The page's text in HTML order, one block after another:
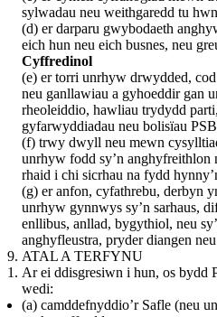
sylwadau neu weithgaredd tu
(d) er darparu gwybodaeth
eich hun neu eich busnes, neu
Cyffredinol
(e) er torri unrhyw drwydded,
neu ganllawiau a gyhoeddir gan
rheoleiddio, hawliau trydydd
gyfarwyddiadau neu bolisïau
(f) trwy dwyll neu mewn
unrhyw fodd sy’n anghyfreithlon
rhaid i chi sicrhau na fydd
(g) er anfon, cyfathrebu, derbyn
unrhyw gynnwys sy’n sarhaus,
enllibus, anllad, bygythiol, neu
anghyfleustra, pryder diangen
ATAL A TERFYNU
Ar ei ddisgresiwn i hun, os bydd
wedi:
(a) camddefnyddio’r Safle (neu